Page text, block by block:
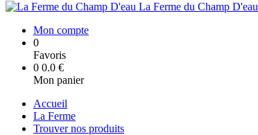
La Ferme du Champ D'eau
Mon compte
0
Favoris
0 0.0 €
Mon panier
Accueil
La Ferme
Trouver nos produits